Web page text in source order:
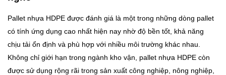
Pallet nhựa HDPE được đánh giá là một trong những dòng pallet
có tính ứng dụng cao nhất hiện nay nhờ độ bền tốt, khả năng
chịu tải ổn định và phù hợp với nhiều môi trường khác nhau.
Không chỉ giới hạn trong ngành kho vận, pallet nhựa HDPE còn
được sử dụng rộng rãi trong sản xuất công nghiệp, nông nghiệp,